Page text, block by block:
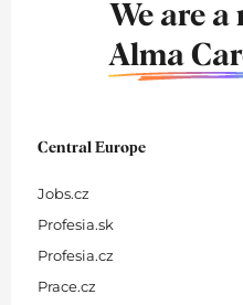
We are a
Alma
Central Europe
Jobs.cz
Profesia.sk
Profesia.cz
Prace.cz